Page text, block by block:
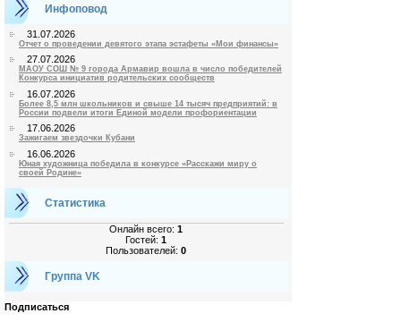
Инфоповод
31.07.2026
Отчет о проведении девятого этапа эстафеты «Мои финансы»
27.07.2026
МАОУ СОШ № 9 города Армавир вошла в число победителей
Конкурса инициатив родительских сообществ
16.07.2026
Более 8,5 млн школьников и свыше 14 тысяч предприятий: в
России подвели итоги Единой модели профориентации
17.06.2026
Зажигаем звездочки Кубани
16.06.2026
Юная художница победила в конкурсе «Расскажи миру о
своей Родине»
Статистика
Онлайн всего:1
Гостей:1
Пользователей:0
Группа VK
Подписаться